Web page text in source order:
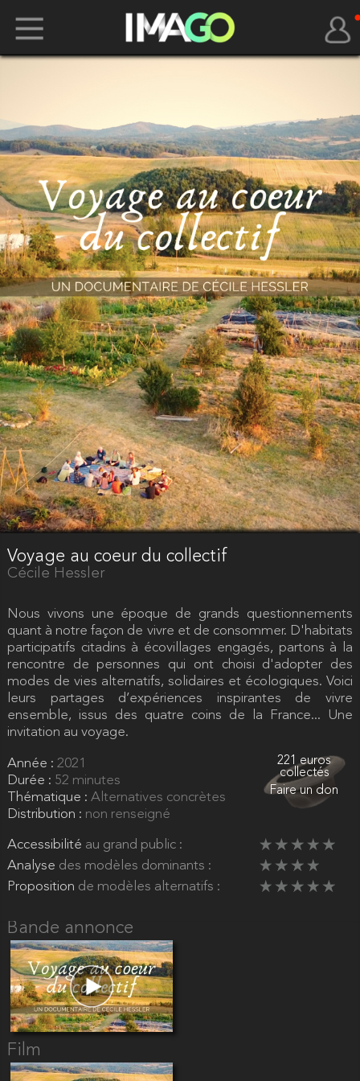
Voyage au coeur du collectif
Cécile Hessler
Nous vivons une époque de grands questionnements
quant à notre façon de vivre et de consommer. D'habitats
participatifs citadins à écovillages engagés, partons à la
rencontre de personnes qui ont choisi d'adopter des
modes de vies alternatifs, solidaires et écologiques. Voici
leurs partages d’expériences inspirantes de vivre
ensemble, issus des quatre coins de la France... Une
invitation au voyage.
Année : 2021
Durée : 52 minutes
Thématique : Alternatives concrètes
Distribution : non renseigné
Accessibilité au grand public :
Analyse des modèles dominants :
Proposition de modèles alternatifs :
221 euros
collectés
Faire un don
Bande annonce
Film